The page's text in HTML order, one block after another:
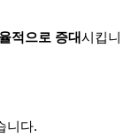
적으로 증대시킵니
니다.